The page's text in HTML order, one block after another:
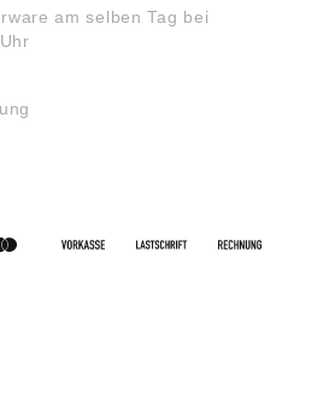
am selben Tag bei